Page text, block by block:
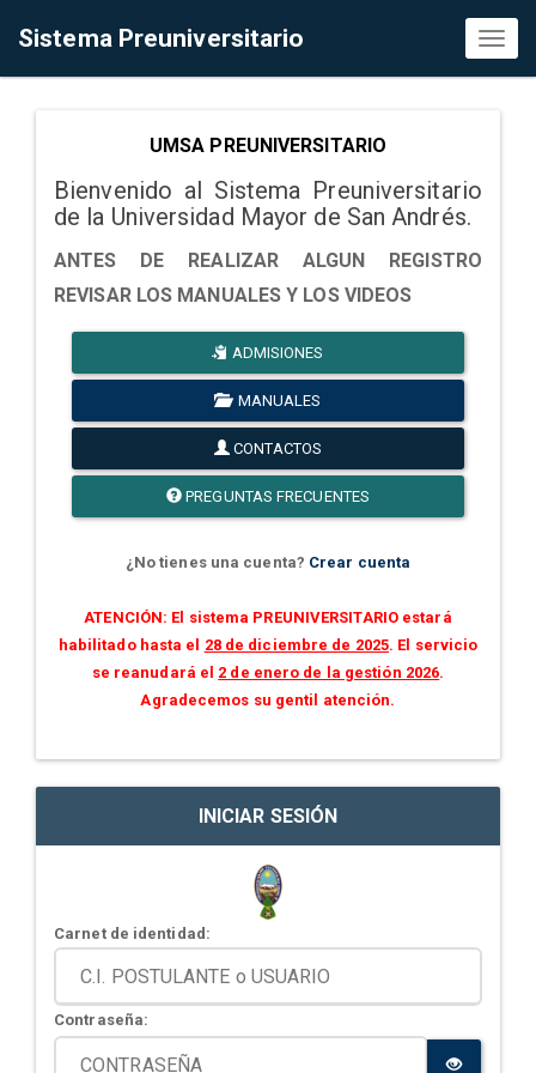
Sistema Preuniversitario
UMSA PREUNIVERSITARIO
Bienvenido al Sistema Preuniversitario
de la Universidad Mayor de San Andrés.
ANTES DE REALIZAR ALGUN REGISTRO
REVISAR LOS MANUALES Y LOS VIDEOS
ADMISIONES
MANUALES
CONTACTOS
PREGUNTAS FRECUENTES
¿No tienes una cuenta? Crear cuenta
ATENCIÓN: El sistema PREUNIVERSITARIO estará
habilitado hasta el 28 de diciembre de 2025. El servicio
se reanudará el 2 de enero de la gestión 2026.
Agradecemos su gentil atención.
INICIAR SESIÓN
Carnet de identidad:
Contraseña: